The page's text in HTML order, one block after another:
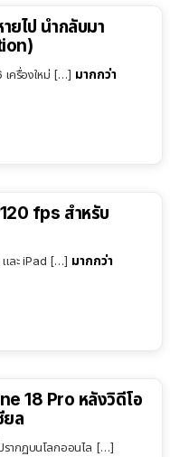
ยไป นำกลับมา
เครื่องใหม่ […] มากกว่า
fps สำหรับ
และ iPad […] มากกว่า
18 Pro หลังวิดีโอ
ยล
ากฏบนโลกออนไล […]